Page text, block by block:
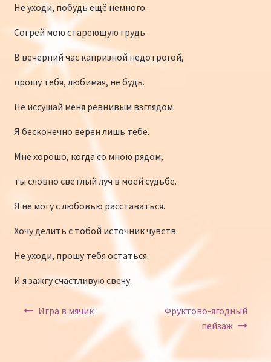
Наши участники 2017
Страничка победителей 2017
tt
er
b
o
o
k
n
o
kl
as
sn
iki
p
y
Li
n
k
а
ть
Не уходи, побудь ещё немного.
Согрей мою стареющую грудь.
В вечерний час капризной недотрогой,
прошу тебя, любимая, не будь.
Не иссушай меня ревнивым взглядом.
Я бесконечно верен лишь тебе.
Мне хорошо, когда со мною рядом,
ты словно светлый луч в моей судьбе.
Я не могу с любовью расставаться.
Хочу делить с тобой источник чувств.
Не уходи, прошу тебя остаться.
И я зажгу счастливую свечу.
Навигация по записям
Игра в мячик
Фруктово-ягодный
пейзаж